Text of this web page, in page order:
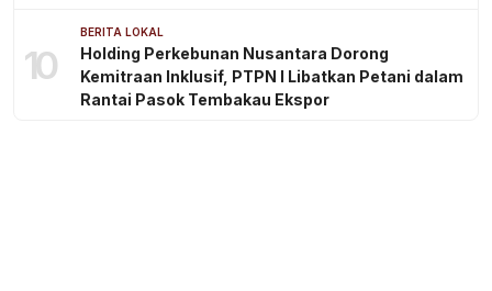
10
BERITA LOKAL
Holding Perkebunan Nusantara Dorong
Kemitraan Inklusif, PTPN I Libatkan Petani dalam
Rantai Pasok Tembakau Ekspor